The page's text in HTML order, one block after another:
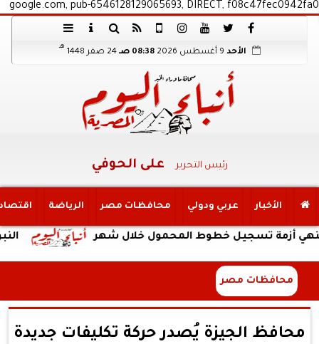
google.com, pub-6546128129065693, DIRECT, f08c47fec0942fa0
الأحد 08:38 صـ 24 صفر 1448
هـ
رئيس التحرير على الحوفي
الأخبار عربي ودولي محافظات مصر الرياضة
النبؤة تسجيل خطوط المحمول خلال شهر
محافظات مصر
محافظ الجيزة يُصدر حركة تكليفات جديدة